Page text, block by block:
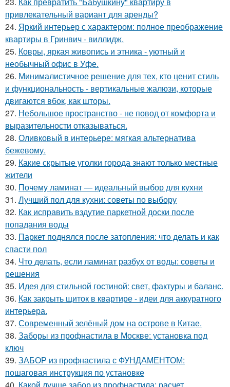
привлекательный вариант для аренды?
24. Яркий интерьер с характером: полное преображение
квартиры в Гринвич - виллидж.
25. Ковры, яркая живопись и этника - уютный и
необычный офис в Уфе.
26. Минималистичное решение для тех, кто ценит стиль
и функциональность - вертикальные жалюзи, которые
двигаются вбок, как шторы.
27. Небольшое пространство - не повод от комфорта и
выразительности отказываться.
28. Оливковый в интерьере: мягкая альтернатива
бежевому.
29. Какие скрытые уголки города знают только местные
жители
30. Почему ламинат — идеальный выбор для кухни
31. Лучший пол для кухни: советы по выбору
32. Как исправить вздутие паркетной доски после
попадания воды
33. Паркет поднялся после затопления: что делать и как
спасти пол
34. Что делать, если ламинат разбух от воды: советы и
решения
35. Идея для стильной гостиной: свет, фактуры и баланс.
36. Как закрыть щиток в квартире - идеи для аккуратного
интерьера.
37. Современный зелёный дом на острове в Китае.
38. Заборы из профнастила в Москве: установка под
ключ
39. ЗАБОР из профнастила с ФУНДАМЕНТОМ:
пошаговая инструкция по установке
40. Какой лучше забор из профнастила: расчет